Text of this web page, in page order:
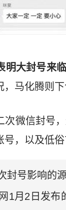
大封号来临
马化腾则
次微信封号
，以及低俗
封号影响的
1月2日发布